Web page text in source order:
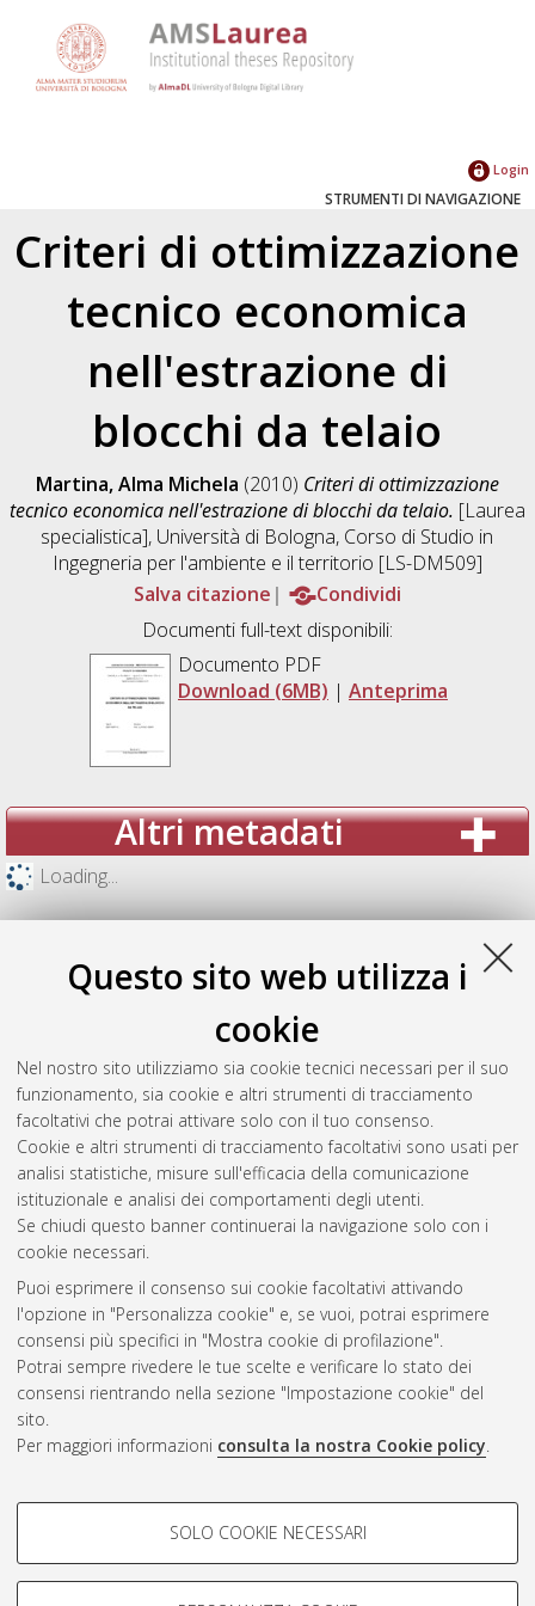
Questo sito web utilizza i
cookie
Nel nostro sito utilizziamo sia cookie tecnici necessari per il suo
funzionamento, sia cookie e altri strumenti di tracciamento
facoltativi che potrai attivare solo con il tuo consenso.
Cookie e altri strumenti di tracciamento facoltativi sono usati per
analisi statistiche, misure sull'efficacia della comunicazione
istituzionale e analisi dei comportamenti degli utenti.
Se chiudi questo banner continuerai la navigazione solo con i
cookie necessari.
Puoi esprimere il consenso sui cookie facoltativi attivando
l'opzione in "Personalizza cookie" e, se vuoi, potrai esprimere
consensi più specifici in "Mostra cookie di profilazione".
Potrai sempre rivedere le tue scelte e verificare lo stato dei
consensi rientrando nella sezione "Impostazione cookie" del
sito.
Per maggiori informazioni consulta la nostra Cookie policy.
COOKIE DI PROFILAZIONE -
Si tratta di cookie utilizzati per analizzare le caratteristiche della
SOLO COOKIE NECESSARI
Login
STRUMENTI DI NAVIGAZIONE
Criteri di ottimizzazione
tecnico economica
nell'estrazione di
blocchi da telaio
Martina, Alma Michela (2010) Criteri di ottimizzazione
tecnico economica nell'estrazione di blocchi da telaio. [Laurea
specialistica], Università di Bologna, Corso di Studio in
Ingegneria per l'ambiente e il territorio [LS-DM509]
Salva citazione
Condividi
Documenti full-text disponibili:
Documento PDF
Download (6MB) | Anteprima
Altri metadati
Loading...
Gestione del documento:
Atom
Rss 1.0
Rss 2.0
AMS Laurea
Impostazioni Cookie
Informativa sulla privacy
Condizioni d’uso del sito